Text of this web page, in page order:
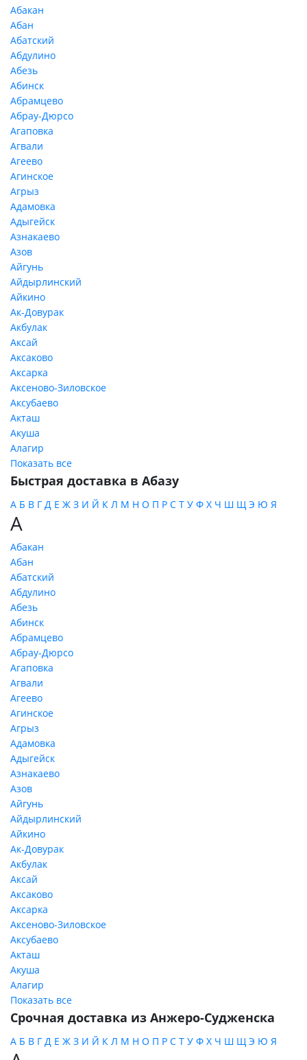
Абакан
Абан
Абатский
Абдулино
Абезь
Абинск
Абрамцево
Абрау-Дюрсо
Агаповка
Агвали
Агеево
Агинское
Агрыз
Адамовка
Адыгейск
Азнакаево
Азов
Айгунь
Айдырлинский
Айкино
Ак-Довурак
Акбулак
Аксай
Аксаково
Аксарка
Аксеново-Зиловское
Аксубаево
Акташ
Акуша
Алагир
Показать все
Быстрая доставка в Абазу
А Б В Г Д Е Ж З И Й К Л М Н О П Р С Т У Ф Х Ч Ш Щ Э Ю Я
А
Абакан
Абан
Абатский
Абдулино
Абезь
Абинск
Абрамцево
Абрау-Дюрсо
Агаповка
Агвали
Агеево
Агинское
Агрыз
Адамовка
Адыгейск
Азнакаево
Азов
Айгунь
Айдырлинский
Айкино
Ак-Довурак
Акбулак
Аксай
Аксаково
Аксарка
Аксеново-Зиловское
Аксубаево
Акташ
Акуша
Алагир
Показать все
Срочная доставка из Анжеро-Судженска
А Б В Г Д Е Ж З И Й К Л М Н О П Р С Т У Ф Х Ч Ш Щ Э Ю Я